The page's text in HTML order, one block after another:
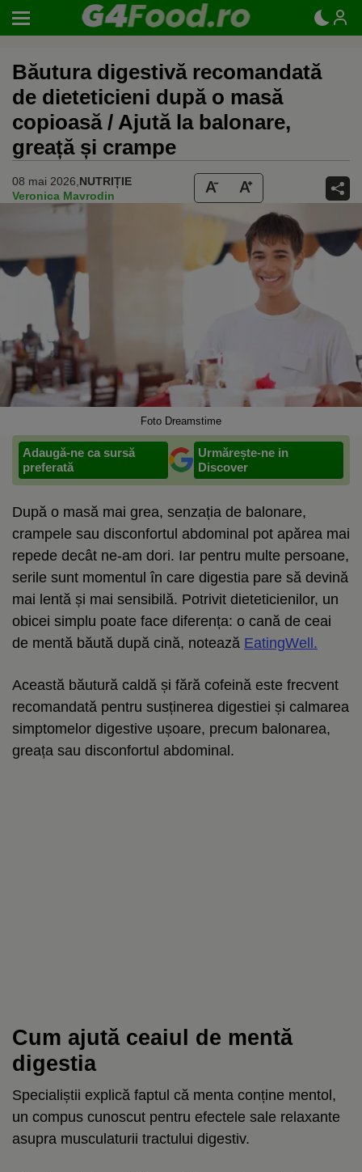
Băutura digestivă recomandată
de dieteticieni după o masă
copioasă / Ajută la balonare,
greață și crampe
08 mai 2026, NUTRIȚIE
Veronica Mavrodin
Foto Dreamstime
Adaugă-ne ca sursă
preferată
Urmărește-ne in
Discover
După o masă mai grea, senzația de balonare,
crampele sau disconfortul abdominal pot apărea mai
repede decât ne-am dori. Iar pentru multe persoane,
serile sunt momentul în care digestia pare să devină
mai lentă și mai sensibilă. Potrivit dieteticienilor, un
obicei simplu poate face diferența: o cană de ceai
de mentă băută după cină, notează EatingWell.
Această băutură caldă și fără cofeină este frecvent
recomandată pentru susținerea digestiei și calmarea
simptomelor digestive ușoare, precum balonarea,
greața sau disconfortul abdominal.
Cum ajută ceaiul de mentă
digestia
Specialiștii explică faptul că menta conține mentol,
un compus cunoscut pentru efectele sale relaxante
asupra musculaturii tractului digestiv.